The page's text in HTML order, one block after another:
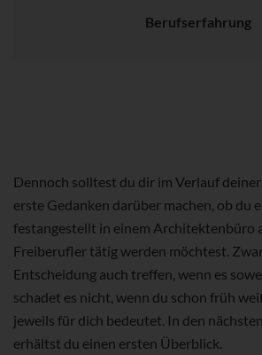
Berufserfahrung
Dennoch solltest du dir im Verlauf
erste Gedanken darüber machen, ob du
festangestellt in einem Architektenbüro
Freiberufler tätig werden möchtest.
Entscheidung auch treffen, wenn es
schadet es nicht, wenn du schon früh
jeweils für dich bedeutet. In den
erhältst du einen ersten Überblick.